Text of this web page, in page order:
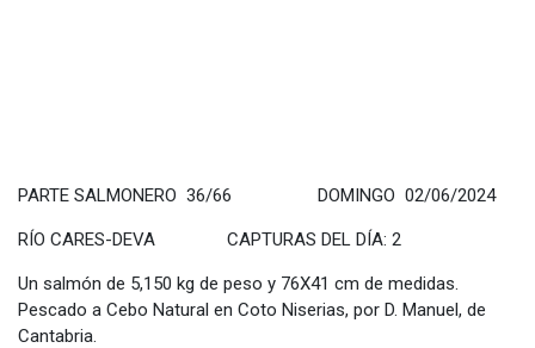
PARTE SALMONERO 36/66 DOMINGO 02/06/2024
RÍO CARES-DEVA CAPTURAS DEL DÍA: 2
Un salmón de 5,150 kg de peso y 76X41 cm de medidas.
Pescado a Cebo Natural en Coto Niserias, por D. Manuel, de
Cantabria.